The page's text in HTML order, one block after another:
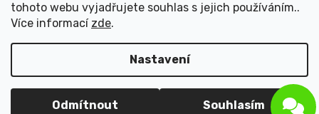
tohoto webu vyjadřujete souhlas s jejich používáním..
Více informací zde.
Nastavení
Odmítnout Souhlasím
Copyright 2026
| Platforma